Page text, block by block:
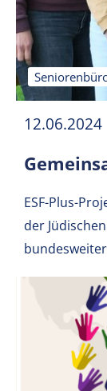
12.06.2024
ESF-Plus-
der